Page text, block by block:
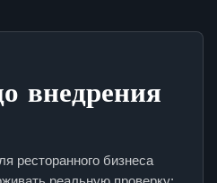
внедрения
ресторанного бизнеса